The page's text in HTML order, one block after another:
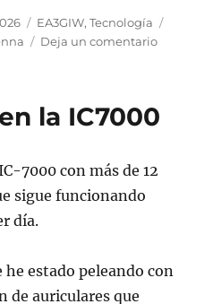
Categorías
EA3GIW,Tecnología
Deja un comentarioen
la IC7000
7000 con más de 12
sigue funcionando
día.
estado peleando con
de auriculares que